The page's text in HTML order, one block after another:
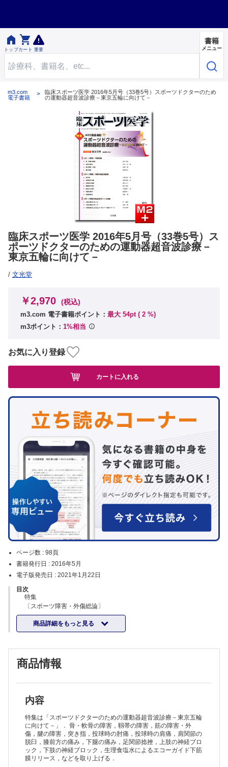

トップ

カート 重要
書籍
メニュー
m3.com
電子書籍
臨床スポーツ医学 2016年5月号（33巻5号）スポーツドクターのため
の運動器超音波診療－東京五輪に向けて－
臨床スポーツ医学 2016年5月号（33巻5号）ス
ポーツドクターのための運動器超音波診療－
東京五輪に向けて－
/ 文光堂
ページ数 : 98頁
書籍発行日 : 2016年5月
電子版発売日 : 2021年1月22日
目次
特集
〔スポーツ障害・外傷総論〕
骨・軟骨の障害／皆川洋至
靱帯の障害／大内 洋ほか
筋の障害／髙橋 周
突き指／中島祐子ほか
投球時の肘痛／宮武和馬ほか
膝前方の痛み／中瀬順介ほか
下腿の痛み／服部惣一
足関節捻挫／笹原 潤
〔スポーツ障害の超音波ガイド下治療〕
上肢の神経ブロック／朴 基彦
下肢の神経ブロック／柏倉 剛
生理食塩水によるエコーガイド下筋膜リリース／木村裕明
連載
商品詳細をもっと見る
￥2,970 (税込)
m3.com 電子書籍ポイント： 最大 54pt ( 2 %)
m3ポイント： 1%相当
お気に入り登録
カートに入れる
商品情報
内容
特集は「スポーツドクターのための運動器超音波診療－東京五輪
に向けて－」． 骨・軟骨の障害，靱帯の障害，筋の障害・外
傷，腱の障害，突き指，投球時の肘痛，投球時の肩痛，肩関節の
脱臼，膝前方の痛み，下腿の痛み，足関節捻挫，上肢の神経ブロ
ック，下肢の神経ブロック，生理食塩水によるエコーガイド下筋
膜リリース，などを取り上げる．